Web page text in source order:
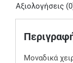
Αξιολογήσεις
Μοναδικά